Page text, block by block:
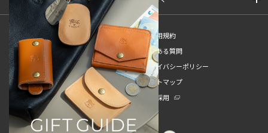
新規会員登録
ご利用規約
ご利用ガイド
よくある質問
特定商取引法
プライバシーポリシー
お問い合わせ
サイトマップ
販売スタッフ中途採用
新卒採用